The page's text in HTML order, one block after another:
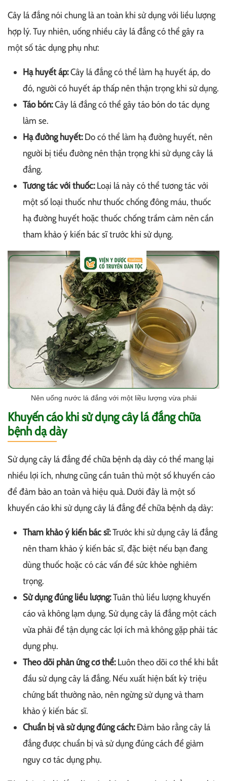
Cây lá đắng nói chung là an toàn khi sử dụng với liều lượng
hợp lý. Tuy nhiên, uống nhiều cây lá đắng có thể gây ra
một số tác dụng phụ như:
Hạ huyết áp:Cây lá đắng có thể làm hạ huyết áp, do
đó, người có huyết áp thấp nên thận trọng khi sử dụng.
Táo bón:Cây lá đắng có thể gây táo bón do tác dụng
làm se.
Hạ đường huyết:Do có thể làm hạ đường huyết, nên
người bị tiểu đường nên thận trọng khi sử dụng cây lá
đắng.
Tương tác với thuốc:Loại lá này có thể tương tác với
một số loại thuốc như thuốc chống đông máu, thuốc
hạ đường huyết hoặc thuốc chống trầm cảm nên cần
tham khảo ý kiến bác sĩ trước khi sử dụng.
Nên uống nước lá đắng với một liều lượng vừa phải
Khuyến cáo khi sử dụng cây lá đắng chữa
bệnh dạ dày
Sử dụng cây lá đắng để chữa bệnh dạ dày có thể mang lại
nhiều lợi ích, nhưng cũng cần tuân thủ một số khuyến cáo
để đảm bảo an toàn và hiệu quả. Dưới đây là một số
khuyến cáo khi sử dụng cây lá đắng để chữa bệnh dạ dày:
Tham khảo ý kiến bác sĩ:Trước khi sử dụng cây lá đắng
nên tham khảo ý kiến bác sĩ, đặc biệt nếu bạn đang
dùng thuốc hoặc có các vấn đề sức khỏe nghiêm
trọng.
Sử dụng đúng liều lượng:Tuân thủ liều lượng khuyến
cáo và không lạm dụng. Sử dụng cây lá đắng một cách
vừa phải để tận dụng các lợi ích mà không gặp phải tác
dụng phụ.
Theo dõi phản ứng cơ thể:Luôn theo dõi cơ thể khi bắt
đầu sử dụng cây lá đắng. Nếu xuất hiện bất kỳ triệu
chứng bất thường nào, nên ngừng sử dụng và tham
khảo ý kiến bác sĩ.
Chuẩn bị và sử dụng đúng cách:Đảm bảo rằng cây lá
đắng được chuẩn bị và sử dụng đúng cách để giảm
nguy cơ tác dụng phụ.